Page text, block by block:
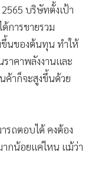
บริษัทตั้งเป้า
การขายรวม
ขึ้นของต้นทุน ทำให้
าคาพลังงานและ
ค้าก็จะสูงขึ้นด้วย
รถตอบได้ คงต้อง
กน้อยแค่ไหน แม้ว่า